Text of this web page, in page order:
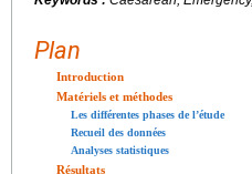
Plan
Introduction
Matériels et méthodes
Les différentes phases de l’étude
Recueil des données
Analyses statistiques
Résultats